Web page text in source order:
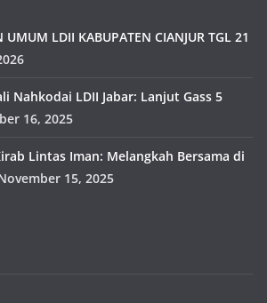
UMUM LDII KABUPATEN CIANJUR TGL 21
Nahkodai LDII Jabar: Lanjut Gass 5
16, 2025
Lintas Iman: Melangkah Bersama di
15, 2025